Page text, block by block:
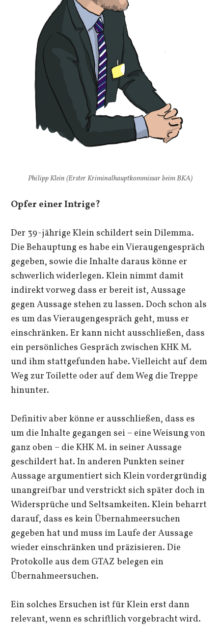
Philipp Klein (Erster Kriminalhauptkommissar beim BKA)
Opfer einer Intrige?
Der 39-jährige Klein schildert sein Dilemma.
Die Behauptung es habe ein Vieraugengespräch
gegeben, sowie die Inhalte daraus könne er
schwerlich widerlegen. Klein nimmt damit
indirekt vorweg dass er bereit ist, Aussage
gegen Aussage stehen zu lassen. Doch schon als
es um das Vieraugengespräch geht, muss er
einschränken. Er kann nicht ausschließen, dass
ein persönliches Gespräch zwischen KHK M.
und ihm stattgefunden habe. Vielleicht auf dem
Weg zur Toilette oder auf dem Weg die Treppe
hinunter.
Definitiv aber könne er ausschließen, dass es
um die Inhalte gegangen sei – eine Weisung von
ganz oben – die KHK M. in seiner Aussage
geschildert hat. In anderen Punkten seiner
Aussage argumentiert sich Klein vordergründig
unangreifbar und verstrickt sich später doch in
Widersprüche und Seltsamkeiten. Klein beharrt
darauf, dass es kein Übernahmeersuchen
gegeben hat und muss im Laufe der Aussage
wieder einschränken und präzisieren. Die
Protokolle aus dem GTAZ belegen ein
Übernahmeersuchen.
Ein solches Ersuchen ist für Klein erst dann
relevant, wenn es schriftlich vorgebracht wird.